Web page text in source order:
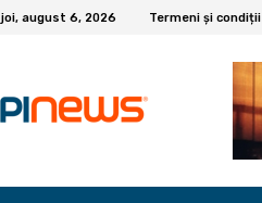
joi, august 6, 2026 Termeni și condiții